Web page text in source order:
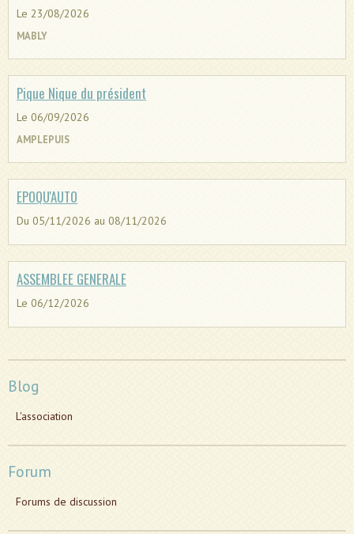
Le 23/08/2026
MABLY
Pique Nique du président
Le 06/09/2026
AMPLEPUIS
EPOQU'AUTO
Du 05/11/2026 au 08/11/2026
ASSEMBLEE GENERALE
Le 06/12/2026
Blog
L'association
Forum
Forums de discussion